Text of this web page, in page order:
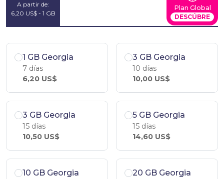
A partir de:
6,20 US$ - 1 GB
Plan Global
DESCÚBRE
1 GB Georgia
7 días
6,20 US$
3 GB Georgia
10 días
10,00 US$
3 GB Georgia
15 días
10,50 US$
5 GB Georgia
15 días
14,60 US$
10 GB Georgia 20 GB Georgia